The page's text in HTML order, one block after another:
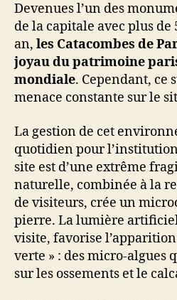
Devenues l’un des
de la capitale avec plus de
an, les Catacombes de
joyau du patrimoine
mondiale. Cependant, ce
menace constante sur le
La gestion de cet
quotidien pour
site est d’une extrême
naturelle, combinée à la
de visiteurs, crée un
pierre. La lumière
visite, favorise
verte » : des micro-algues
sur les ossements et le